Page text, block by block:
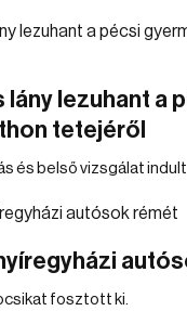
lány lezuhant a
tetejéről
és belső vizsgálat
fosztott ki.